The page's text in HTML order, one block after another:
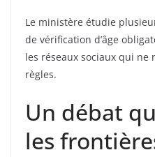
Le ministère étudie
de vérification d’âge
les réseaux sociaux qui ne
règles.
Un débat
les